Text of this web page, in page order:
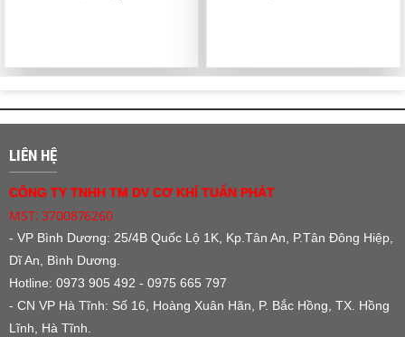
LIÊN HỆ
CÔNG TY TNHH TM DV CƠ KHÍ TUẤN PHÁT
MST: 3700876260
- VP Bình Dương: 25/4B Quốc Lộ 1K, Kp.Tân An, P.Tân Đông Hiệp,
Dĩ An, Bình Dương.
Hotline: 0973 905 492 - 0975 665 797
- CN VP Hà Tĩnh: Số 16, Hoàng Xuân Hãn, P. Bắc Hồng, TX. Hồng
Lĩnh, Hà Tĩnh.